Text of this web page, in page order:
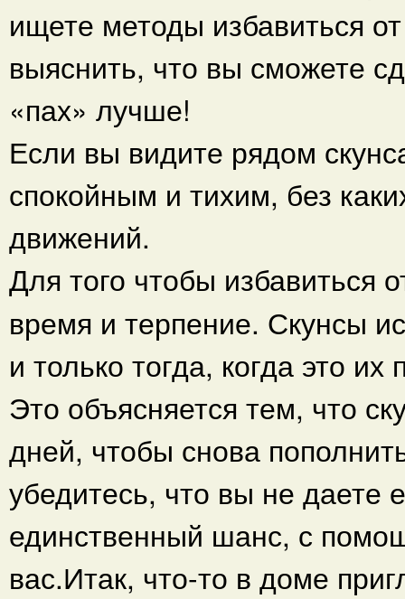
ищете методы избавиться
выяснить, что вы сможете
«пах» лучше!
Если вы видите рядом
спокойным и тихим, без
движений.
Для того чтобы избавиться
время и терпение. Скунсы
и только тогда, когда это
Это объясняется тем, что
дней, чтобы снова
убедитесь, что вы не даете
единственный шанс, с
вас.Итак, что-то в доме